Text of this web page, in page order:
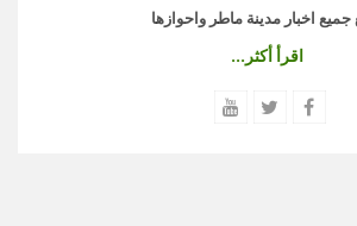
جميع اخبار مدينة ماطر واحوازها
اقرأ أكثر...